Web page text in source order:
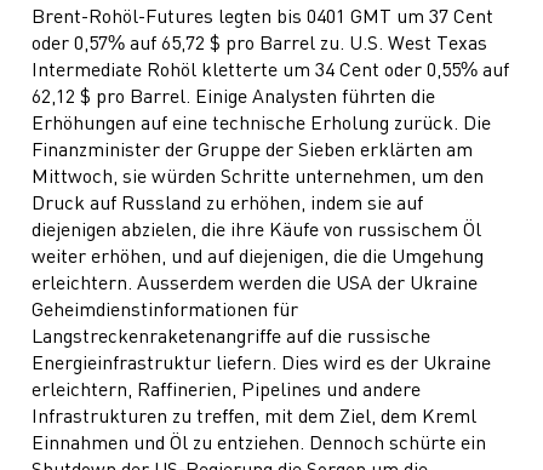
Brent-Rohöl-Futures legten bis 0401 GMT um 37 Cent
oder 0,57% auf 65,72 $ pro Barrel zu. U.S. West Texas
Intermediate Rohöl kletterte um 34 Cent oder 0,55% auf
62,12 $ pro Barrel. Einige Analysten führten die
Erhöhungen auf eine technische Erholung zurück. Die
Finanzminister der Gruppe der Sieben erklärten am
Mittwoch, sie würden Schritte unternehmen, um den
Druck auf Russland zu erhöhen, indem sie auf
diejenigen abzielen, die ihre Käufe von russischem Öl
weiter erhöhen, und auf diejenigen, die die Umgehung
erleichtern. Ausserdem werden die USA der Ukraine
Geheimdienstinformationen für
Langstreckenraketenangriffe auf die russische
Energieinfrastruktur liefern. Dies wird es der Ukraine
erleichtern, Raffinerien, Pipelines und andere
Infrastrukturen zu treffen, mit dem Ziel, dem Kreml
Einnahmen und Öl zu entziehen. Dennoch schürte ein